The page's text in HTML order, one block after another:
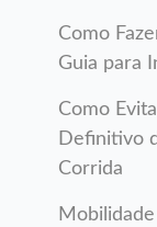
Como
Guia para
Como
Definitivo
Corrida